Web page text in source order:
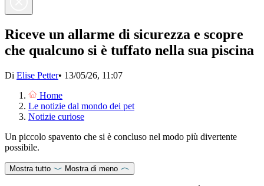
Riceve un allarme di sicurezza e scopre
che qualcuno si è tuffato nella sua piscina
Di Elise Petter• 13/05/26, 11:07
Home
Le notizie dal mondo dei pet
Notizie curiose
Un piccolo spavento che si è concluso nel modo più divertente
possibile.
Mostra tutto Mostra di meno